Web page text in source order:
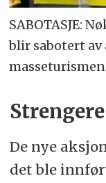
SABOTASJE:
blir sabotert
De nye
det ble